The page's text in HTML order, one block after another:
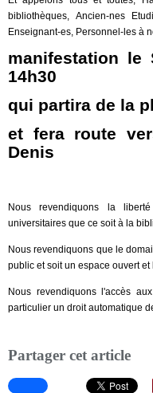
bibliothèques, Ancien-nes
Enseignant-es, Personnel-les à
manifestation le
14h30
qui partira de la
et fera route
Denis
Nous revendiquons la
universitaires que ce soit à la
Nous revendiquons que le
public et soit un espace ouvert et
Nous revendiquons l'accès
particulier un droit automatique
Partager cet article